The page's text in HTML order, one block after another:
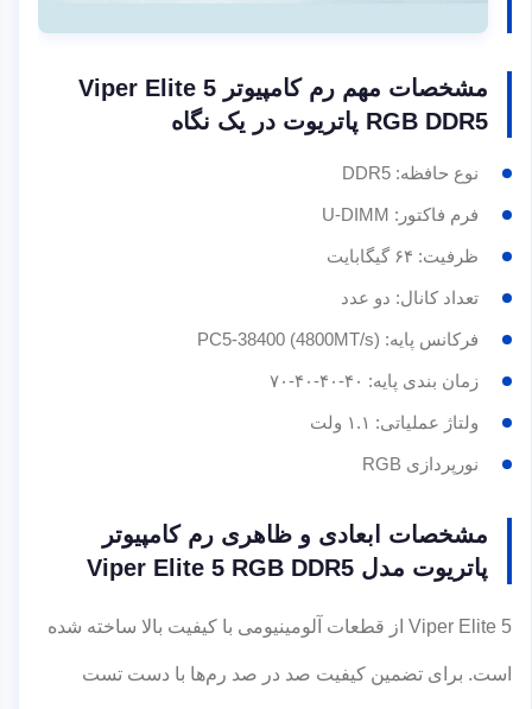
مشخصات مهم رم کامپیوتر Viper Elite 5
RGB DDR5 پاتریوت در یک نگاه
نوع حافظه: DDR5
فرم فاکتور: U-DIMM
ظرفیت: ۶۴ گیگابایت
تعداد کانال: دو عدد
فرکانس پایه: PC5-38400 (4800MT/s)
زمان بندی پایه: ۴۰-۴۰-۴۰-۷۰
ولتاژ عملیاتی: ۱.۱ ولت
نورپردازی RGB
مشخصات ابعادی و ظاهری رم کامپیوتر
پاتریوت مدل Viper Elite 5 RGB DDR5
Viper Elite 5 از قطعات آلومینیومی با کیفیت بالا ساخته شده
است. برای تضمین کیفیت صد در صد رم‌ها با دست تست